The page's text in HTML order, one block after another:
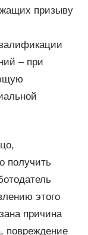
призыву
– при
получить
этого
причина
повреждение